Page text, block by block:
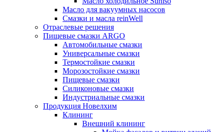
Масло для вакуумных насосов
Смазки и масла reinWell
Отраслевые решения
Пищевые смазки ARGO
Автомобильные смазки
Универсальные смазки
Термостойкие смазки
Морозостойкие смазки
Пищевые смазки
Силиконовые смазки
Индустриальные смазки
Продукция Новелхим
Клининг
Внешний клининг